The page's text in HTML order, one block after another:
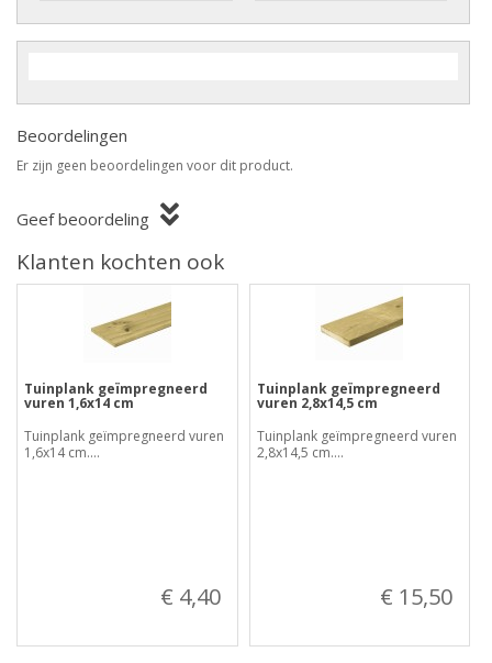
Beoordelingen
Er zijn geen beoordelingen voor dit product.
Geef beoordeling
Klanten kochten ook
Tuinplank geïmpregneerd
vuren 1,6x14 cm
Tuinplank geïmpregneerd vuren
1,6x14 cm....
€ 4,40
Tuinplank geïmpregneerd
vuren 2,8x14,5 cm
Tuinplank geïmpregneerd vuren
2,8x14,5 cm....
€ 15,50